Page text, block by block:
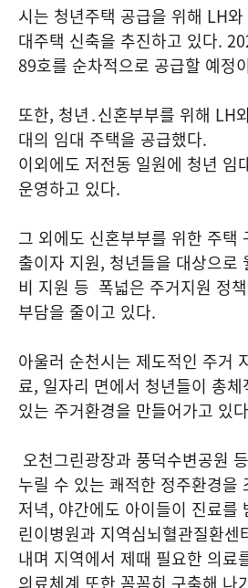
시는 청년주택 공급을 위해 LH
대주택 신축을 추진하고 있다.
89호를 순차적으로 공급할 예정
또한, 청년․신혼부부를 위해 LH
대의 임대 주택을 공급했다.
이외에도 저전동 일원에 청년 임
운영하고 있다.
그 외에도 신혼부부를 위한 주택
출이자 지원, 청년들을 대상으로
비 지원 등 폭넓은 주거지원 정
부담을 줄이고 있다.
아울러 순천시는 제도적인 주거
료, 일자리 면에서 청년들이 총
있는 주거환경을 만들어가고 있
오천그린광장과 풍덕수변공원
누릴 수 있는 쾌적한 정주환경을
저녁, 야간에도 아이들이 진료를
린이병원과 지역심뇌혈관질환센
내며 지역에서 제때 필요한 의료
의료체계 또한 꼼꼼히 구축해 나